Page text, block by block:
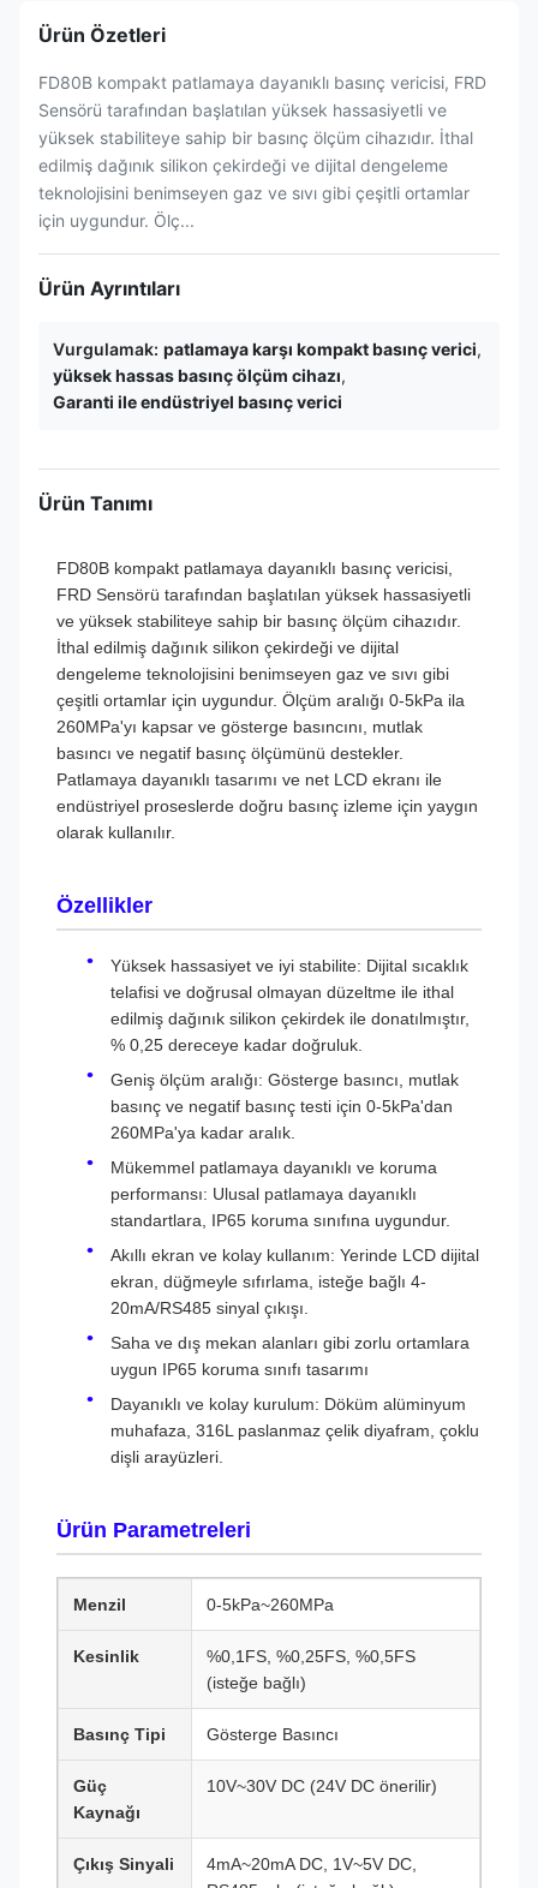
Ürün Özetleri
FD80B kompakt patlamaya dayanıklı basınç vericisi, FRD
Sensörü tarafından başlatılan yüksek hassasiyetli ve
yüksek stabiliteye sahip bir basınç ölçüm cihazıdır. İthal
edilmiş dağınık silikon çekirdeği ve dijital dengeleme
teknolojisini benimseyen gaz ve sıvı gibi çeşitli ortamlar
için uygundur. Ölç...
Ürün Ayrıntıları
Vurgulamak: patlamaya karşı kompakt basınç verici,
yüksek hassas basınç ölçüm cihazı,
Garanti ile endüstriyel basınç verici
Ürün Tanımı
FD80B kompakt patlamaya dayanıklı basınç vericisi,
FRD Sensörü tarafından başlatılan yüksek hassasiyetli
ve yüksek stabiliteye sahip bir basınç ölçüm cihazıdır.
İthal edilmiş dağınık silikon çekirdeği ve dijital
dengeleme teknolojisini benimseyen gaz ve sıvı gibi
çeşitli ortamlar için uygundur. Ölçüm aralığı 0-5kPa ila
260MPa'yı kapsar ve gösterge basıncını, mutlak
basıncı ve negatif basınç ölçümünü destekler.
Patlamaya dayanıklı tasarımı ve net LCD ekranı ile
endüstriyel proseslerde doğru basınç izleme için yaygın
olarak kullanılır.
Özellikler
Yüksek hassasiyet ve iyi stabilite: Dijital sıcaklık
telafisi ve doğrusal olmayan düzeltme ile ithal
edilmiş dağınık silikon çekirdek ile donatılmıştır,
% 0,25 dereceye kadar doğruluk.
Geniş ölçüm aralığı: Gösterge basıncı, mutlak
basınç ve negatif basınç testi için 0-5kPa'dan
260MPa'ya kadar aralık.
Mükemmel patlamaya dayanıklı ve koruma
performansı: Ulusal patlamaya dayanıklı
standartlara, IP65 koruma sınıfına uygundur.
Akıllı ekran ve kolay kullanım: Yerinde LCD dijital
ekran, düğmeyle sıfırlama, isteğe bağlı 4-
20mA/RS485 sinyal çıkışı.
Saha ve dış mekan alanları gibi zorlu ortamlara
uygun IP65 koruma sınıfı tasarımı
Dayanıklı ve kolay kurulum: Döküm alüminyum
muhafaza, 316L paslanmaz çelik diyafram, çoklu
dişli arayüzleri.
Ürün Parametreleri
Menzil 0-5kPa~260MPa
Kesinlik
%0,1FS, %0,25FS, %0,5FS
(isteğe bağlı)
Basınç Tipi Gösterge Basıncı
Güç
Kaynağı
10V~30V DC (24V DC önerilir)
Çıkış Sinyali
4mA~20mA DC, 1V~5V DC,